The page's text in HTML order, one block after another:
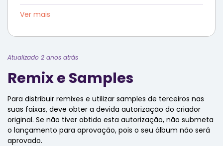
Ver mais
Atualizado 2 anos atrás
Remix e Samples
Para distribuir remixes e utilizar samples de terceiros nas
suas faixas, deve obter a devida autorização do criador
original. Se não tiver obtido esta autorização, não submeta
o lançamento para aprovação, pois o seu álbum não será
aprovado.